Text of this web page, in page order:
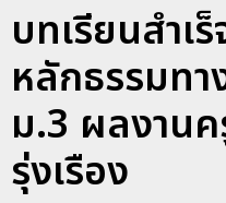
บทเรียนสำเ
หลักธรรมท
ม.3 ผลงาน
รุ่งเรือง